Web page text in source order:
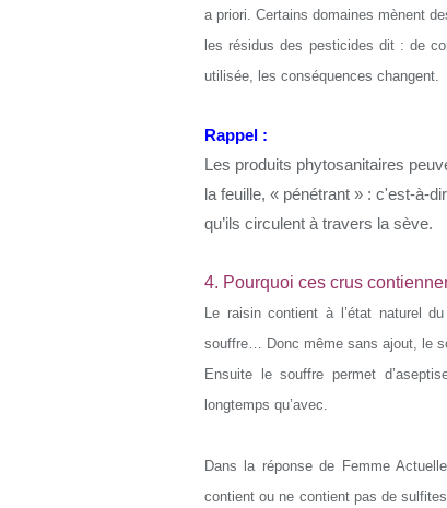
a priori. Certains domaines mènent
les résidus des pesticides dit : de
utilisée, les conséquences changent.
Rappel :
Les produits phytosanitaires
la feuille, « pénétrant » : c'est-à-
qu’ils circulent à travers la sève.
4. Pourquoi ces crus
Le raisin contient à l’état naturel
souffre… Donc même sans ajout, le
Ensuite le souffre permet
longtemps qu’avec.
Dans la réponse de Femme
contient ou ne contient pas de